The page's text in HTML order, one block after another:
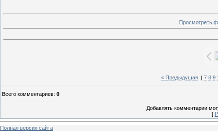
Просмотреть
« Предыдущая| 7 8 9
Всего комментариев: 0
Добавлять комментарии
[
Полная версия сайта